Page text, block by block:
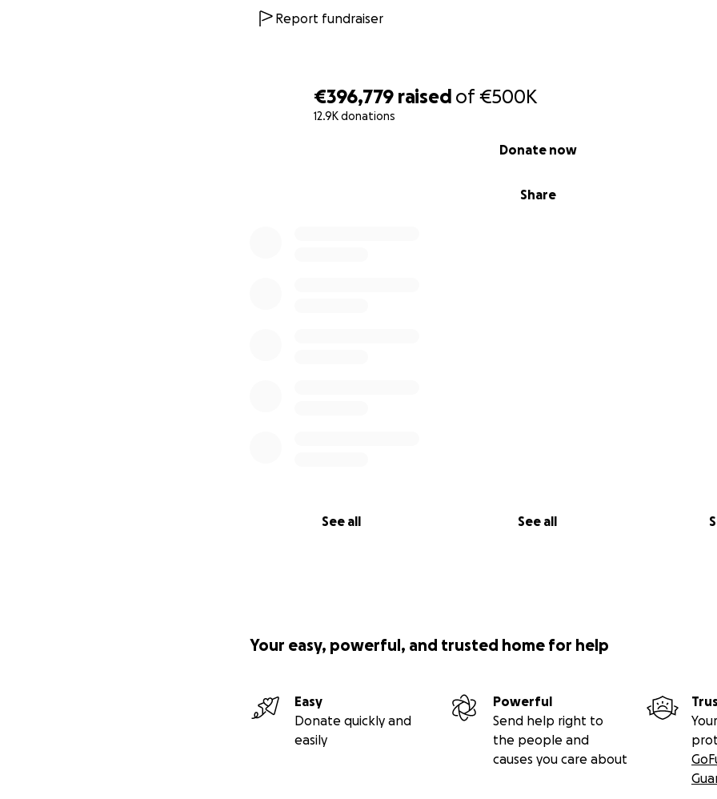
€396,779 raised of€500K
12.9K donations
Share
Donate now
See all See all
Report fundraiser
Your easy, powerful, and trusted home for help
Easy
Donate quickly and
easily
Powerful
Send help right to
the people and
causes you care about